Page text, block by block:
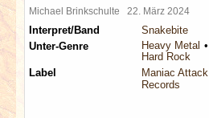
Michael Brinkschulte 22. März 2024
Interpret/Band
Snakebite
Unter-Genre
Heavy Metal
Hard Rock
Label
Maniac Attack
Records